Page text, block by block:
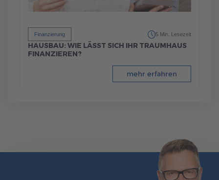
Finanzierung 5 Min. Lesezeit
HAUSBAU: WIE LÄSST SICH IHR TRAUMHAUS
FINANZIEREN?
mehr erfahren